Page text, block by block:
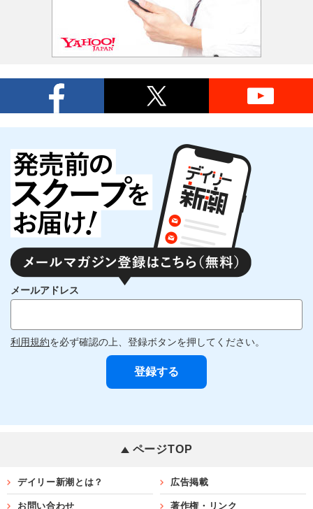
メールアドレス
利用規約を必ず確認の上、登録ボタンを押してください。
ページTOP
デイリー新潮とは？ 広告掲載
お問い合わせ 著作権・リンク